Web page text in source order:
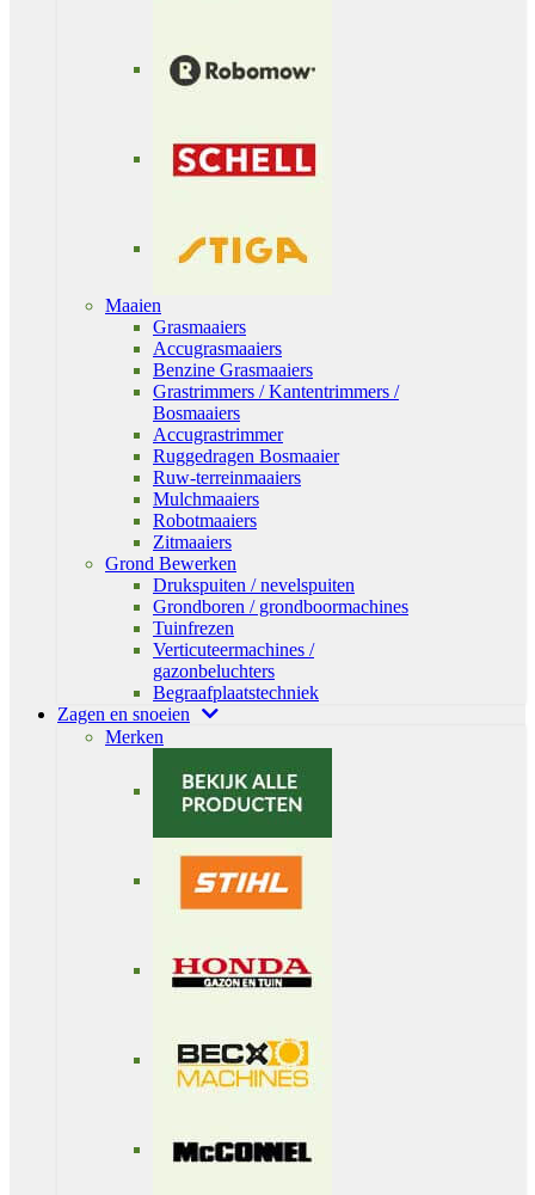
Maaien
Grasmaaiers
Accugrasmaaiers
Benzine Grasmaaiers
Grastrimmers / Kantentrimmers /
Bosmaaiers
Accugrastrimmer
Ruggedragen Bosmaaier
Ruw-terreinmaaiers
Mulchmaaiers
Robotmaaiers
Zitmaaiers
Grond Bewerken
Drukspuiten / nevelspuiten
Grondboren / grondboormachines
Tuinfrezen
Verticuteermachines /
gazonbeluchters
Begraafplaatstechniek
Zagen en snoeien
Merken